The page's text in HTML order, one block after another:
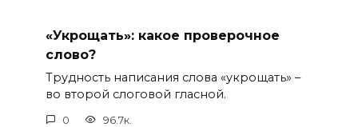
«Укрощать»: какое проверочное
слово?
Трудность написания слова «укрощать» –
во второй слоговой гласной.
0 96.7к.